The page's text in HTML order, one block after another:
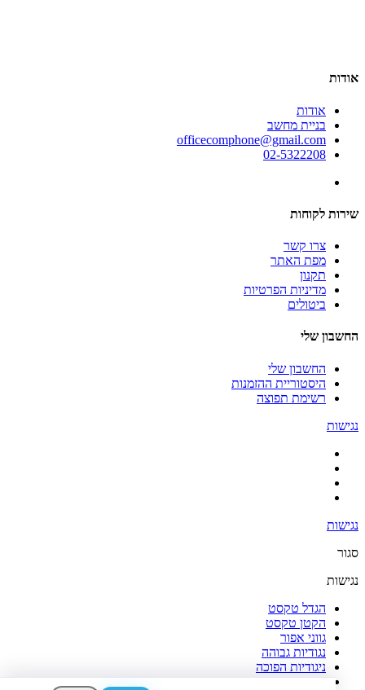
אודות
אודות
בניית מחשב
officecomphone@gmail.com
02-5322208
שירות לקוחות
צרו קשר
מפת האתר
תקנון
מדיניות הפרטיות
ביטולים
החשבון שלי
החשבון שלי
היסטוריית ההזמנות
רשימת תפוצה
נגישות
נגישות
סגור
נגישות
הגדל טקסט
הקטן טקסט
גווני אפור
נגודיות גבוהה
ניגודיות הפוכה
רקע בהיר